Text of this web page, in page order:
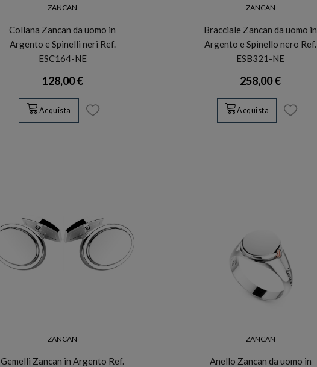
ZANCAN
Collana Zancan da uomo in
Argento e Spinelli neri Ref.
ESC164-NE
128,00 €
Acquista
ZANCAN
Bracciale Zancan da uomo in
Argento e Spinello nero Ref.
ESB321-NE
258,00 €
Acquista
ZANCAN
Gemelli Zancan in Argento Ref.
ZANCAN
Anello Zancan da uomo in